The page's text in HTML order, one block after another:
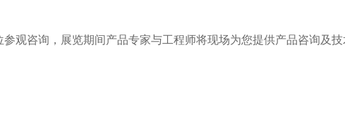
观咨询，展览期间产品专家与工程师将现场为您提供产品咨询及